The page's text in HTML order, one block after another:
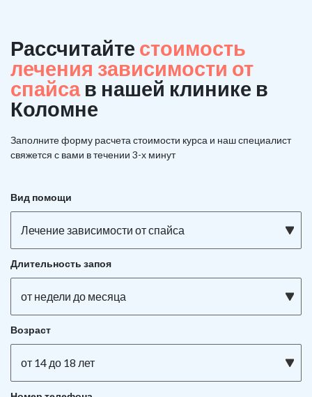
Рассчитайте стоимость
лечения зависимости от
спайса в нашей клинике в
Коломне
Заполните форму расчета стоимости курса и наш специалист
свяжется с вами в течении 3-х минут
Вид помощи
Лечение зависимости от спайса
Длительность запоя
от недели до месяца
Возраст
от 14 до 18 лет